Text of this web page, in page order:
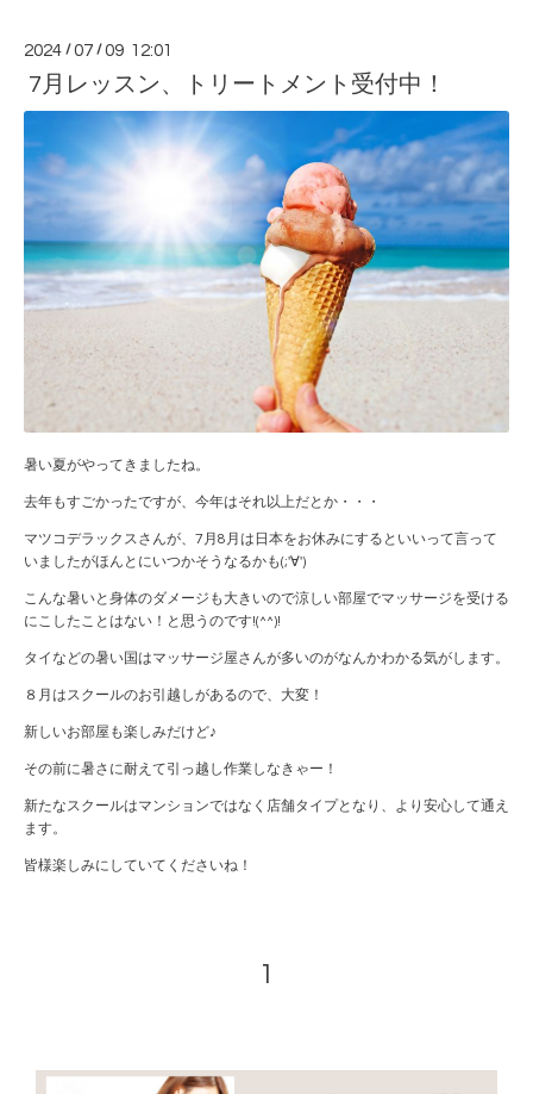
2024 /07 /09 12:01
7月レッスン、トリートメント受付中！
暑い夏がやってきましたね。
去年もすごかったですが、今年はそれ以上だとか・・・
マツコデラックスさんが、7月8月は日本をお休みにするといいって言って
いましたがほんとにいつかそうなるかも(;'∀')
こんな暑いと身体のダメージも大きいので涼しい部屋でマッサージを受ける
にこしたことはない！と思うのです!(^^)!
タイなどの暑い国はマッサージ屋さんが多いのがなんかわかる気がします。
８月はスクールのお引越しがあるので、大変！
新しいお部屋も楽しみだけど♪
その前に暑さに耐えて引っ越し作業しなきゃー！
新たなスクールはマンションではなく店舗タイプとなり、より安心して通え
ます。
皆様楽しみにしていてくださいね！
1